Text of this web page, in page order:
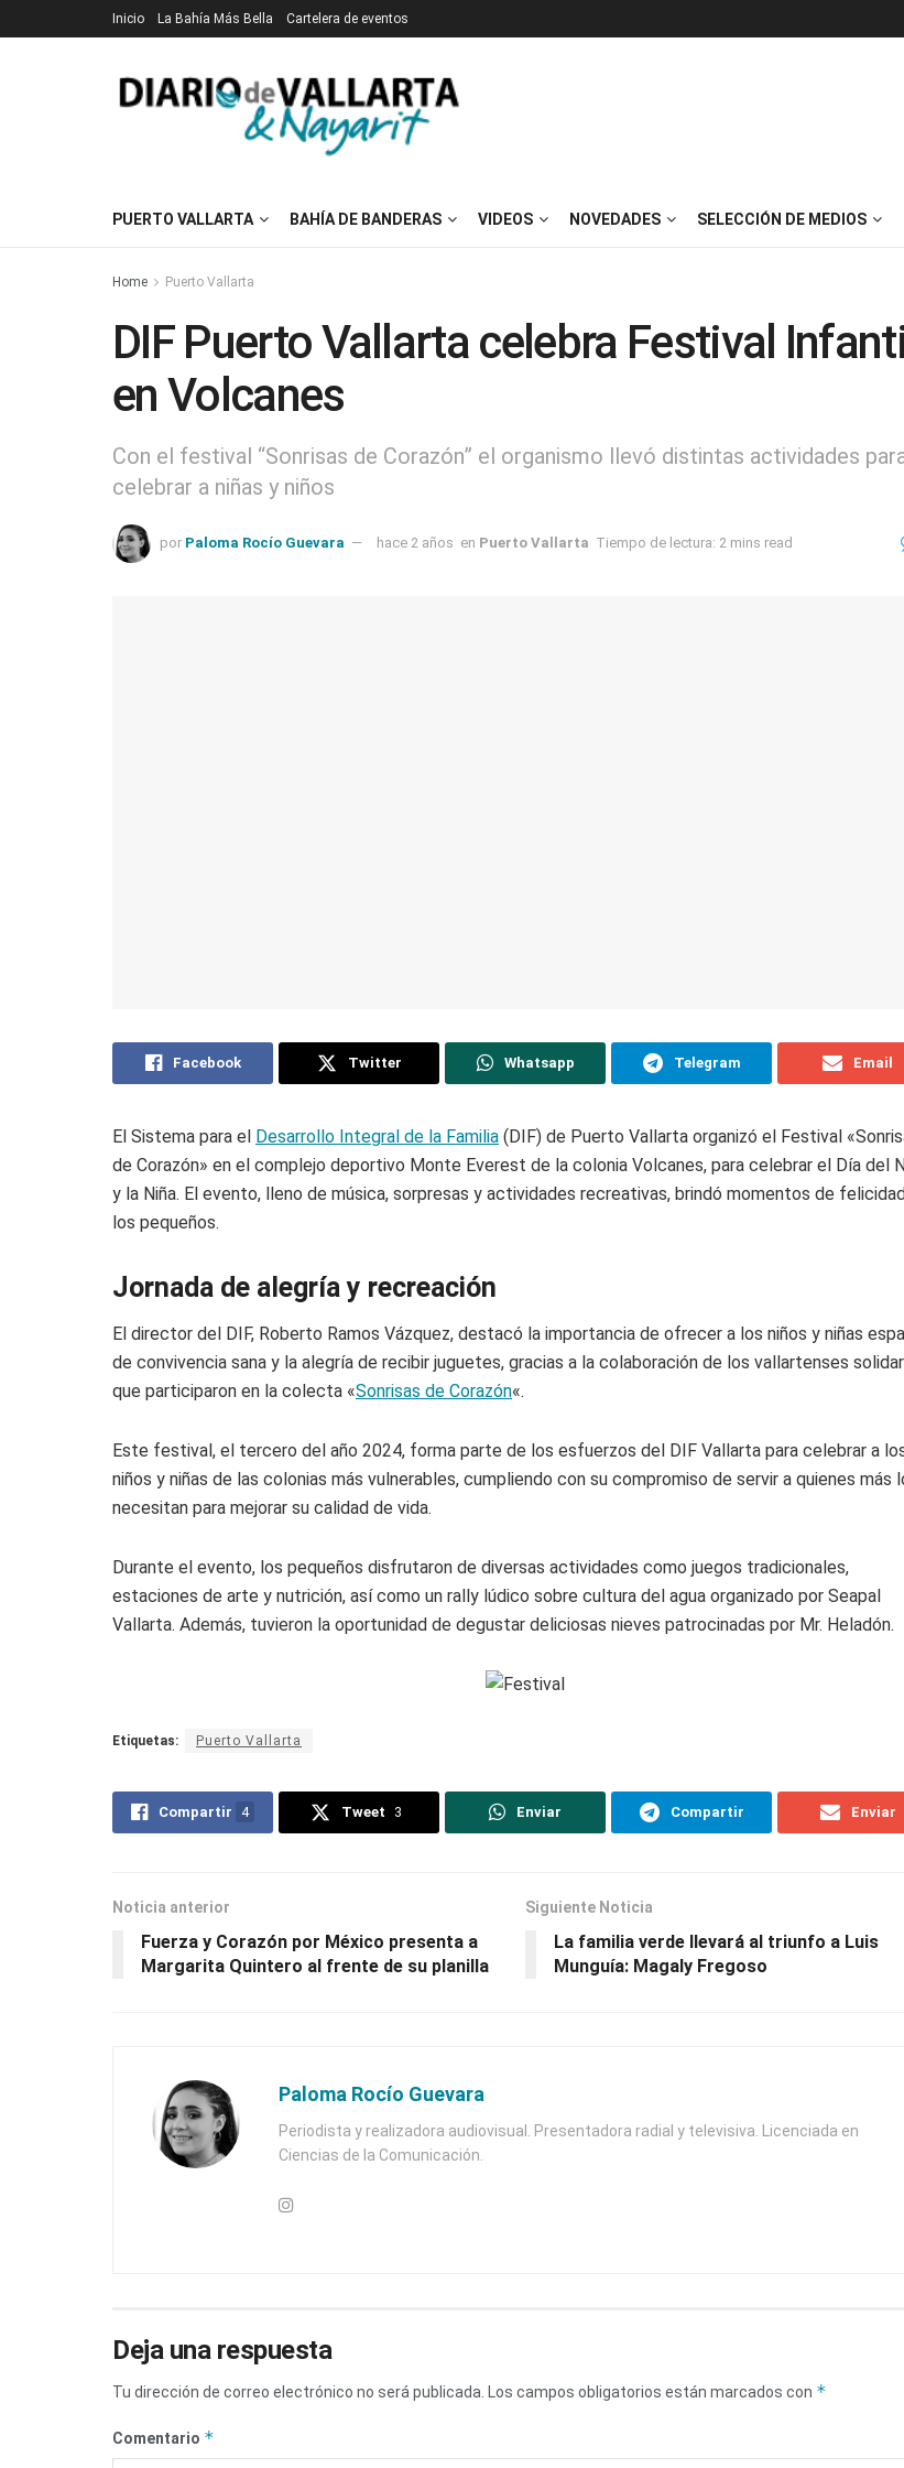
Inicio La Bahía Más Bella Cartelera de eventos
PUERTO VALLARTA BAHÍA DE BANDERAS VIDEOS NOVEDADES SELECCIÓN DE MEDIOS
Home Puerto Vallarta
DIF Puerto Vallarta celebra Festival
en Volcanes
Con el festival “Sonrisas de Corazón” el organismo llevó distintas actividades
celebrar a niñas y niños
por Paloma Rocío Guevara hace 2 años en Puerto Vallarta Tiempo de lectura: 2 mins read
Facebook Twitter Whatsapp Telegram Email
El Sistema para el Desarrollo Integral de la Familia (DIF) de Puerto Vallarta organizó el Festival
de Corazón» en el complejo deportivo Monte Everest de la colonia Volcanes, para celebrar el Día del
y la Niña. El evento, lleno de música, sorpresas y actividades recreativas, brindó momentos de
los pequeños.
Jornada de alegría y recreación
El director del DIF, Roberto Ramos Vázquez, destacó la importancia de ofrecer a los niños y niñas
de convivencia sana y la alegría de recibir juguetes, gracias a la colaboración de los vallartenses
que participaron en la colecta «Sonrisas de Corazón«.
Este festival, el tercero del año 2024, forma parte de los esfuerzos del DIF Vallarta para celebrar a
niños y niñas de las colonias más vulnerables, cumpliendo con su compromiso de servir a quienes más
necesitan para mejorar su calidad de vida.
Durante el evento, los pequeños disfrutaron de diversas actividades como juegos tradicionales,
estaciones de arte y nutrición, así como un rally lúdico sobre cultura del agua organizado por Seapal
Vallarta. Además, tuvieron la oportunidad de degustar deliciosas nieves patrocinadas por Mr. Heladón.
Etiquetas: Puerto Vallarta
Compartir 4 Tweet 3 Enviar Compartir Enviar
Noticia anterior
Fuerza y Corazón por México presenta a
Margarita Quintero al frente de su planilla
Siguiente Noticia
La familia verde llevará al triunfo a Luis
Munguía: Magaly Fregoso
Paloma Rocío Guevara
Periodista y realizadora audiovisual. Presentadora radial y televisiva. Licenciada en
Ciencias de la Comunicación.
Deja una respuesta
Tu dirección de correo electrónico no será publicada. Los campos obligatorios están marcados con *
Comentario *